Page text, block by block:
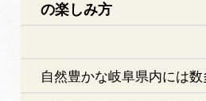
の楽しみ方
自然豊かな岐阜県内には